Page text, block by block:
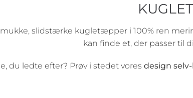
slidstærke kugletæpper i 100% ren
kan finde et, der passer til
du ledte efter? Prøv i stedet vores design